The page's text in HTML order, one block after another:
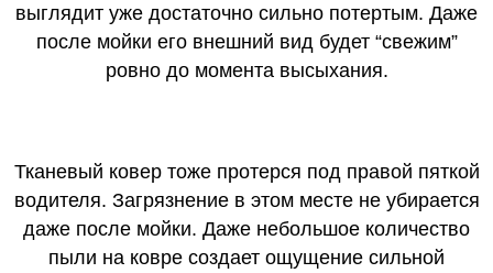
выглядит уже достаточно сильно потертым. Даже
после мойки его внешний вид будет “свежим”
ровно до момента высыхания.
Тканевый ковер тоже протерся под правой пяткой
водителя. Загрязнение в этом месте не убирается
даже после мойки. Даже небольшое количество
пыли на ковре создает ощущение сильной